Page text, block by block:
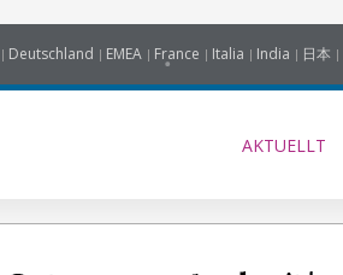
Deutschland EMEA France Italia India 日本
AKTUELLT